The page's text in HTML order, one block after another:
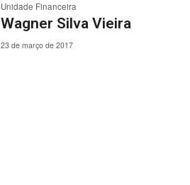
Unidade Financeira
Wagner Silva Vieira
23 de março de 2017